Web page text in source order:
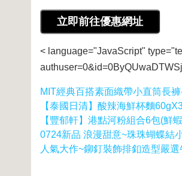
< language="JavaScript"
MIT經典百搭素面織帶小直筒長
【泰國日清】酸辣海鮮杯麵
【豐郁軒】港點河粉組合6包(鮮
0724新品 浪漫甜意~珠珠蝴蝶結
人氣大作~鉚釘裝飾排釦造型嚴